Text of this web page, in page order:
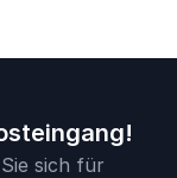
sich für